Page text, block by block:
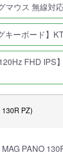
マウス 無線対
キーボード】
FHD IPS
PZ)
MAG PANO